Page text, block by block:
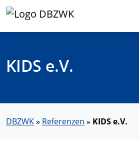
KIDS e.V.
DBZWK» Referenzen » KIDS e.V.